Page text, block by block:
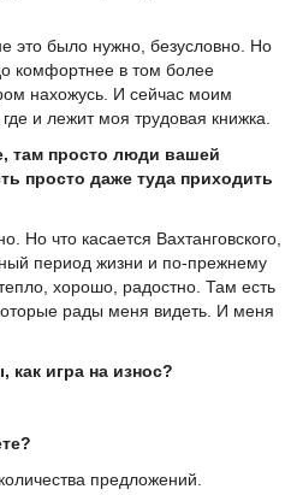
это было нужно, безусловно. Но
комфортнее в том более
нахожусь. И сейчас моим
и лежит моя трудовая книжка.
там просто люди вашей
просто даже туда приходить
Но что касается Вахтанговского,
период жизни и по-прежнему
хорошо, радостно. Там есть
рады меня видеть. И меня
игра на износ?
предложений.